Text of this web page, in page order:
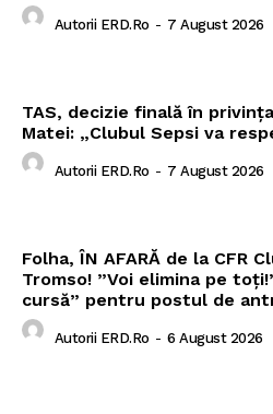
Autorii ERD.ro - 7 August 2026
TAS, decizie finală în
Matei: „Clubul Sepsi va
Autorii ERD.ro - 7 August 2026
Folha, ÎN AFARĂ de la CFR
Tromso! ”Voi elimina pe
cursă” pentru postul de
Autorii ERD.ro - 6 August 2026